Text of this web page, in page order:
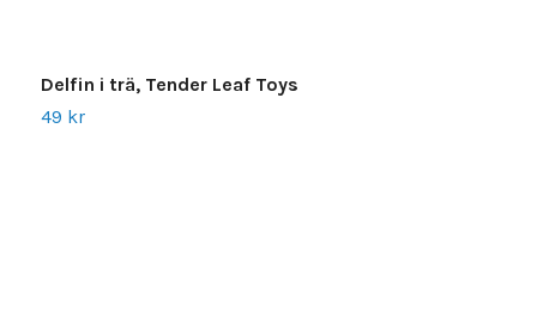
Delfin i trä, Tender Leaf Toys
49 kr